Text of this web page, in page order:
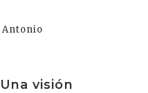
Antonio
visión